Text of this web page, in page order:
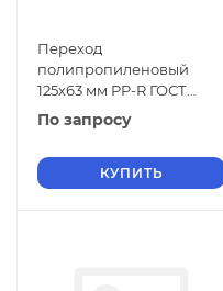
Переход
полипропиленовый
125х63 мм PP-R ГОСТ
32415-2013
По запросу
КУПИТЬ